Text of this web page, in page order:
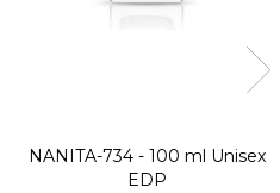
NANITA-734 - 100 ml Unisex
EDP